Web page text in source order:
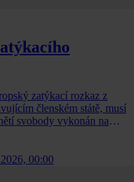
zatýkací rozkaz z
členském státě, musí
svobody vykonán na
00:00